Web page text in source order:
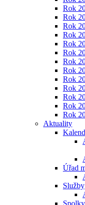
Rok
Rok
Rok
Rok
Rok
Rok
Rok
Rok
Rok
Rok
Rok
Rok
Rok
Aktuality
Úřad
Služby